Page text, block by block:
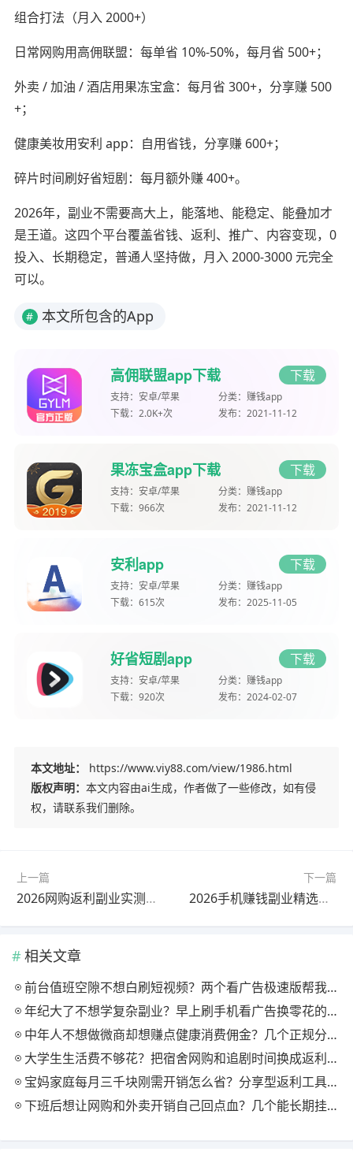
组合打法（月入 2000+）
日常网购用高佣联盟：每单省 10%-50%，每月省 500+；
外卖 / 加油 / 酒店用果冻宝盒：每月省 300+，分享赚 500
+；
健康美妆用安利 app：自用省钱，分享赚 600+；
碎片时间刷好省短剧：每月额外赚 400+。
2026年，副业不需要高大上，能落地、能稳定、能叠加才
是王道。这四个平台覆盖省钱、返利、推广、内容变现，0
投入、长期稳定，普通人坚持做，月入 2000-3000 元完全
可以。
# 本文所包含的App
高佣联盟app下载 下载
支持： 安卓/苹果 分类： 赚钱app
下载： 2.0K+次 发布： 2021-11-12
果冻宝盒app下载 下载
支持： 安卓/苹果 分类： 赚钱app
下载： 966次 发布： 2021-11-12
安利app 下载
支持： 安卓/苹果 分类： 赚钱app
下载： 615次 发布： 2025-11-05
好省短剧app 下载
支持： 安卓/苹果 分类： 赚钱app
下载： 920次 发布： 2024-02-07
本文地址：
https://www.viy88.com/view/1986.html
版权声明： 本文内容由ai生成，作者做了一些修改，如有侵
权，请联系我们删除。
上一篇
2026网购返利副业实测｜自用省钱分享赚钱，日结靠谱
下一篇
2026手机赚钱副业精选｜省钱佣金+内容变现，新手友好
相关文章
前台值班空隙不想白刷短视频？两个看广告极速版帮我月回血三百块
年纪大了不想学复杂副业？早上刷手机看广告换零花的两个极速版用法
中年人不想做微商却想赚点健康消费佣金？几个正规分享式返利平台排位
大学生生活费不够花？把宿舍网购和追剧时间换成返利零钱的方法
宝妈家庭每月三千块刚需开销怎么省？分享型返利工具这样搭最舒服
下班后想让网购和外卖开销自己回点血？几个能长期挂机的返利入口实测